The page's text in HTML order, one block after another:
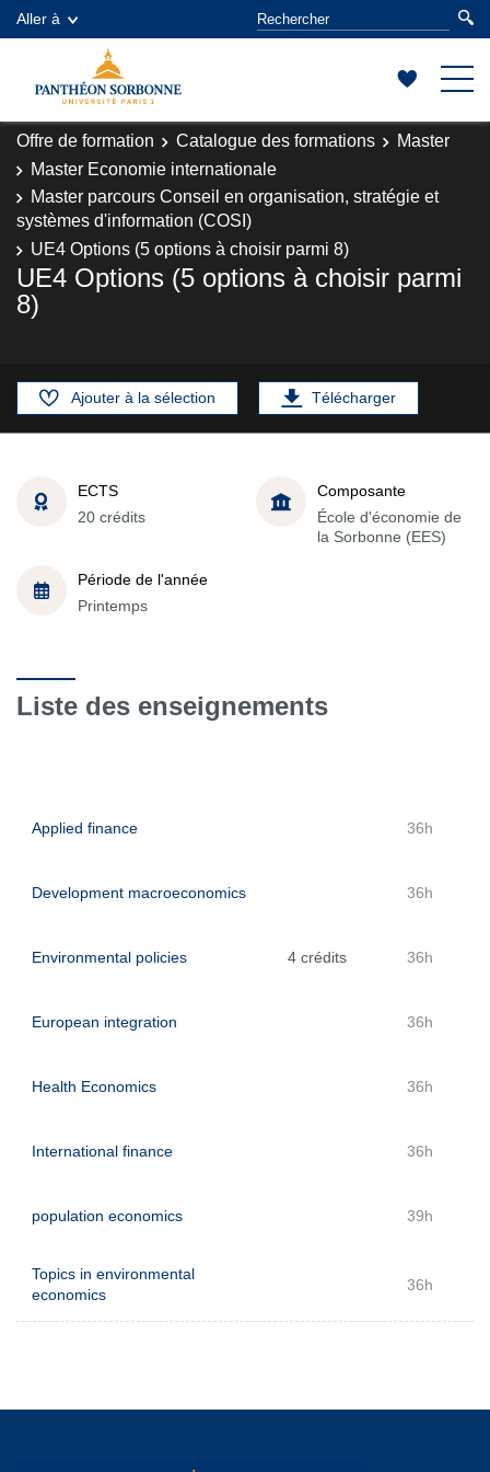
Aller à
Offre de formation Catalogue des formations
Master
Master Economie internationale
Master parcours Conseil en organisation, stratégie et
systèmes d'information (COSI)
UE4 Options (5 options à choisir parmi 8)
UE4 Options (5 options à choisir parmi
8)
Ajouter à la sélection Télécharger
ECTS
20 crédits
Composante
École d'économie de
la Sorbonne (EES)
Période de l'année
Printemps
Liste des enseignements
Applied finance 36h
Development macroeconomics 36h
Environmental policies 4 crédits 36h
European integration 36h
Health Economics 36h
International finance 36h
population economics 39h
Topics in environmental
economics
36h